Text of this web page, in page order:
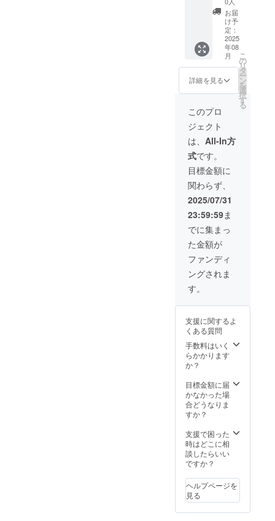
しま
す。
よって
小さく
なる場
合がご
ざいま
す。 記
載不可
能な場
上支援
者のお
名前を
お入れ
しま
す。 備
考欄
に、掲
載する
お名
前、会
社名な
ど記載
くださ
い。
をデー
タでお
送りい
たしま
す。 プ
ロジェ
クト終
了後、
デザイ
ンデー
タを
メール
にてお
送りい
たしま
す。
（容量
が大き
いので
クラウ
ドサー
ビスを
使いそ
のダウ
ンロー
ドURL
をメー
ルで送
す） ア
データ
の形式
は、.vr
m形式
という
になり
ます
※VRCh
atでの
らば
Unityア
バター
のプロ
トを渡
すこと
もでき
ます。
お届
け予
定：
2025
年08
月
詳細を見る
こ
の
リ
タ
ー
ン
を
選
択
す
る
このプロ
ジェクト
は、 All-In方
式です。
目標金額に
関わらず、
2025/07/31
23:59:59ま
でに集まっ
た金額が
ファンディ
ングされま
す。
支援に関するよ
くある質問
手数料はいく
らかかります
か？
目標金額に届
かなかった場
合どうなりま
すか？
支援で困った
時はどこに相
談したらいい
ですか？
ヘルプページを
見る